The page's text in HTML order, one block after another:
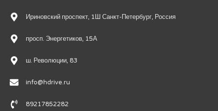
Ириновский проспект, 1Ш Санкт-Петербург, Россия
просп. Энергетиков, 15А
ш. Революции, 83
info@hdrive.ru
89217852282